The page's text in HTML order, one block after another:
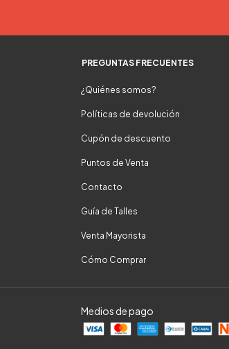
PREGUNTAS FRECUENTES
¿Quiénes somos?
Políticas de devolución
Cupón de descuento
Puntos de Venta
Contacto
Guía de Talles
Venta Mayorista
Cómo Comprar
Medios de pago